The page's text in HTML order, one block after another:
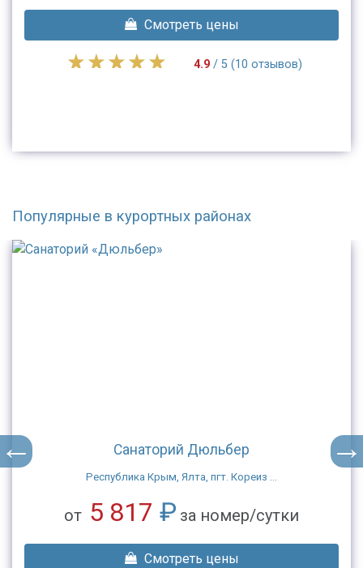
Смотреть цены
4.9/ 5 (10 отзывов)
Популярные в курортных районах
Санаторий Дюльбер
Республика Крым, Ялта, пгт. Кореиз ...
от 5 817 ₽ за номер/сутки
Смотреть цены